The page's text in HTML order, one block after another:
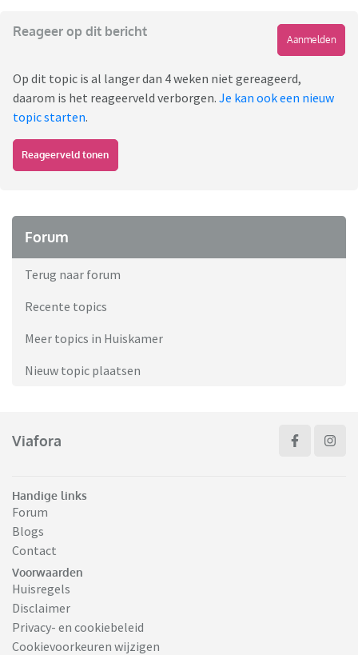
Reageer op dit bericht
Aanmelden
Op dit topic is al langer dan 4 weken niet gereageerd,
daarom is het reageerveld verborgen. Je kan ook een nieuw
topic starten.
Reageerveld tonen
Forum
Terug naar forum
Recente topics
Meer topics in Huiskamer
Nieuw topic plaatsen
Viafora
Handige links
Forum
Blogs
Contact
Voorwaarden
Huisregels
Disclaimer
Privacy- en cookiebeleid
Cookievoorkeuren wijzigen